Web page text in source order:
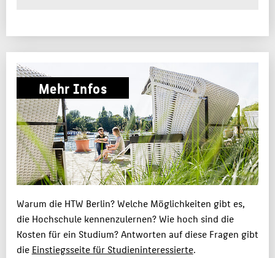
Mehr Infos
Warum die HTW Berlin? Welche Möglichkeiten gibt es,
die Hochschule kennenzulernen? Wie hoch sind die
Kosten für ein Studium? Antworten auf diese Fragen gibt
die Einstiegsseite für Studieninteressierte.